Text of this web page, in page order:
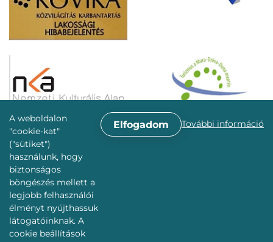
A weboldalon
"cookie-kat"
("sütiket")
használunk, hogy
biztonságos
böngészés mellett a
legjobb felhasználói
élményt nyújthassuk
látogatóinknak. A
cookie beállítások
Elfogadom További információ